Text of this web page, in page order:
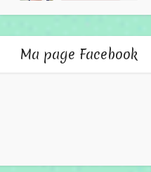
Ma page Facebook